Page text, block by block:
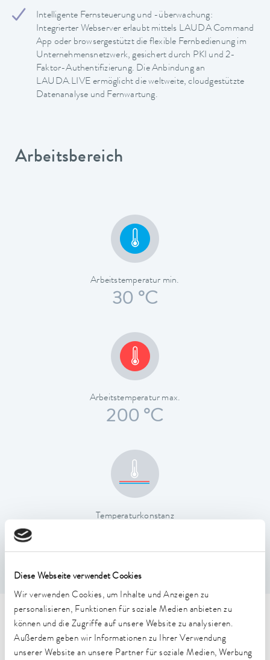
Diese Webseite verwendet Cookies
Wir verwenden Cookies, um Inhalte und Anzeigen zu
personalisieren, Funktionen für soziale Medien anbieten zu
können und die Zugriffe auf unsere Website zu analysieren.
Außerdem geben wir Informationen zu Ihrer Verwendung
unserer Website an unsere Partner für soziale Medien, Werbung
Intelligente Fernsteuerung und -überwachung:
Integrierter Webserver erlaubt mittels LAUDA Command
App oder browsergestützt die flexible Fernbedienung im
Unternehmensnetzwerk, gesichert durch PKI und 2-
Faktor-Authentifizierung. Die Anbindung an
LAUDA.LIVE ermöglicht die weltweite, cloudgestützte
Datenanalyse und Fernwartung.
Arbeitsbereich
Arbeitstemperatur min.
30 °C
Arbeitstemperatur max.
200 °C
Temperaturkonstanz
Technische Merkmale (nach
DIN 12876)